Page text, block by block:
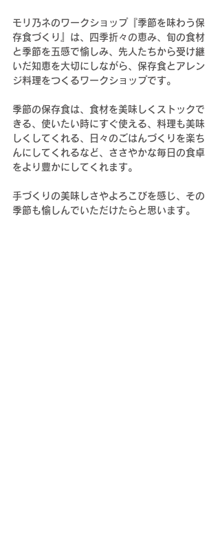
モリ乃ネのワークショップ『季節を味わう保
存食づくり』は、
四季折々の恵み、 旬の食材
と季節を五感で愉しみ、先人たちから受け継
いだ知恵を大切にしながら、保存食とアレン
ジ料理をつくるワークショップです。
季節の保存食は、食材を美味しくストックで
きる、使いたい時にすぐ使える、料理も美味
しくしてくれる、日々のごはんづくりを楽ち
んにしてくれるなど、ささやかな毎日の食卓
をより豊かにしてくれます。
手づくりの美味しさやよろこびを感じ、その
季節も愉しんでいただけたらと思います。